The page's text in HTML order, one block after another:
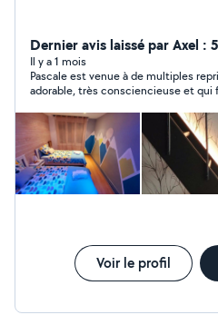
Dernier avis laissé par Axel :
Il y a 1 mois
Pascale est venue à de multiples
adorable, très consciencieuse et qui
Voir le profil